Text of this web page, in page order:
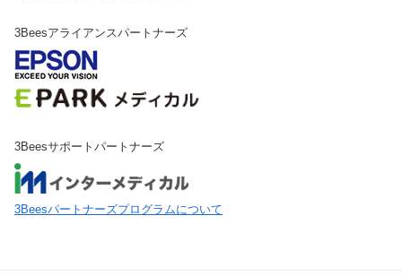
3Beesアライアンスパートナーズ
3Beesサポートパートナーズ
3Beesパートナーズプログラムについて